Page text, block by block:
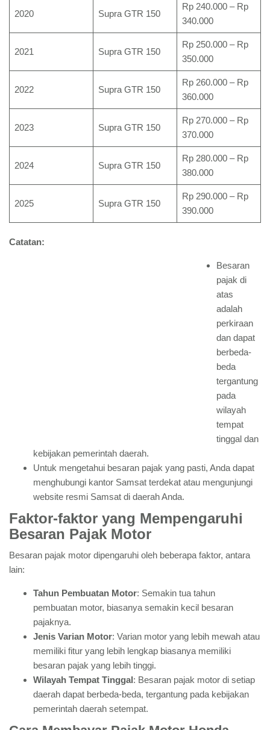
2020 Supra GTR 150
Rp 240.000 – Rp
340.000
2021 Supra GTR 150
Rp 250.000 – Rp
350.000
2022 Supra GTR 150
Rp 260.000 – Rp
360.000
2023 Supra GTR 150
Rp 270.000 – Rp
370.000
2024 Supra GTR 150
Rp 280.000 – Rp
380.000
2025 Supra GTR 150
Rp 290.000 – Rp
390.000
Catatan:
Besaran
pajak di
atas
adalah
perkiraan
dan dapat
berbeda-
beda
tergantung
pada
wilayah
tempat
tinggal dan
kebijakan pemerintah daerah.
Untuk mengetahui besaran pajak yang pasti, Anda dapat
menghubungi kantor Samsat terdekat atau mengunjungi
website resmi Samsat di daerah Anda.
Faktor-faktor yang Mempengaruhi
Besaran Pajak Motor
Besaran pajak motor dipengaruhi oleh beberapa faktor, antara
lain:
Tahun Pembuatan Motor: Semakin tua tahun
pembuatan motor, biasanya semakin kecil besaran
pajaknya.
Jenis Varian Motor: Varian motor yang lebih mewah atau
memiliki fitur yang lebih lengkap biasanya memiliki
besaran pajak yang lebih tinggi.
Wilayah Tempat Tinggal: Besaran pajak motor di setiap
daerah dapat berbeda-beda, tergantung pada kebijakan
pemerintah daerah setempat.